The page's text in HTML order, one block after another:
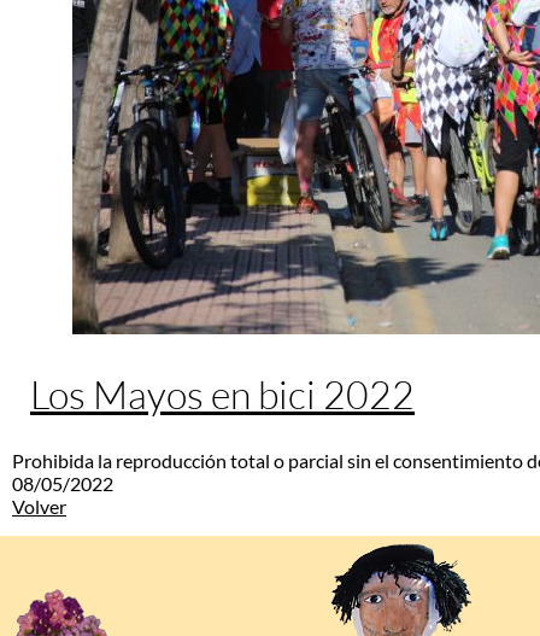
Los Mayos en bici 2022
Prohibida la reproducción total o parcial sin el consentimiento
08/05/2022
Volver